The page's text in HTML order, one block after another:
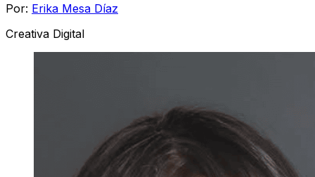
Por: Erika Mesa Díaz
Creativa Digital